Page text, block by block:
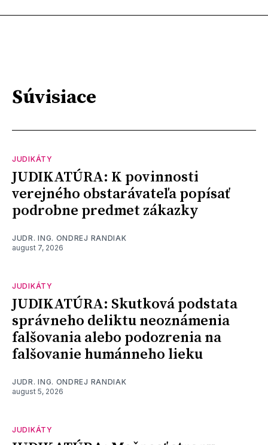
Súvisiace
JUDIKÁTY
JUDIKATÚRA: K povinnosti
verejného obstarávateľa popísať
podrobne predmet zákazky
JUDR. ING. ONDREJ RANDIAK
august 7, 2026
JUDIKÁTY
JUDIKATÚRA: Skutková podstata
správneho deliktu neoznámenia
falšovania alebo podozrenia na
falšovanie humánneho lieku
JUDR. ING. ONDREJ RANDIAK
august 5, 2026
JUDIKÁTY